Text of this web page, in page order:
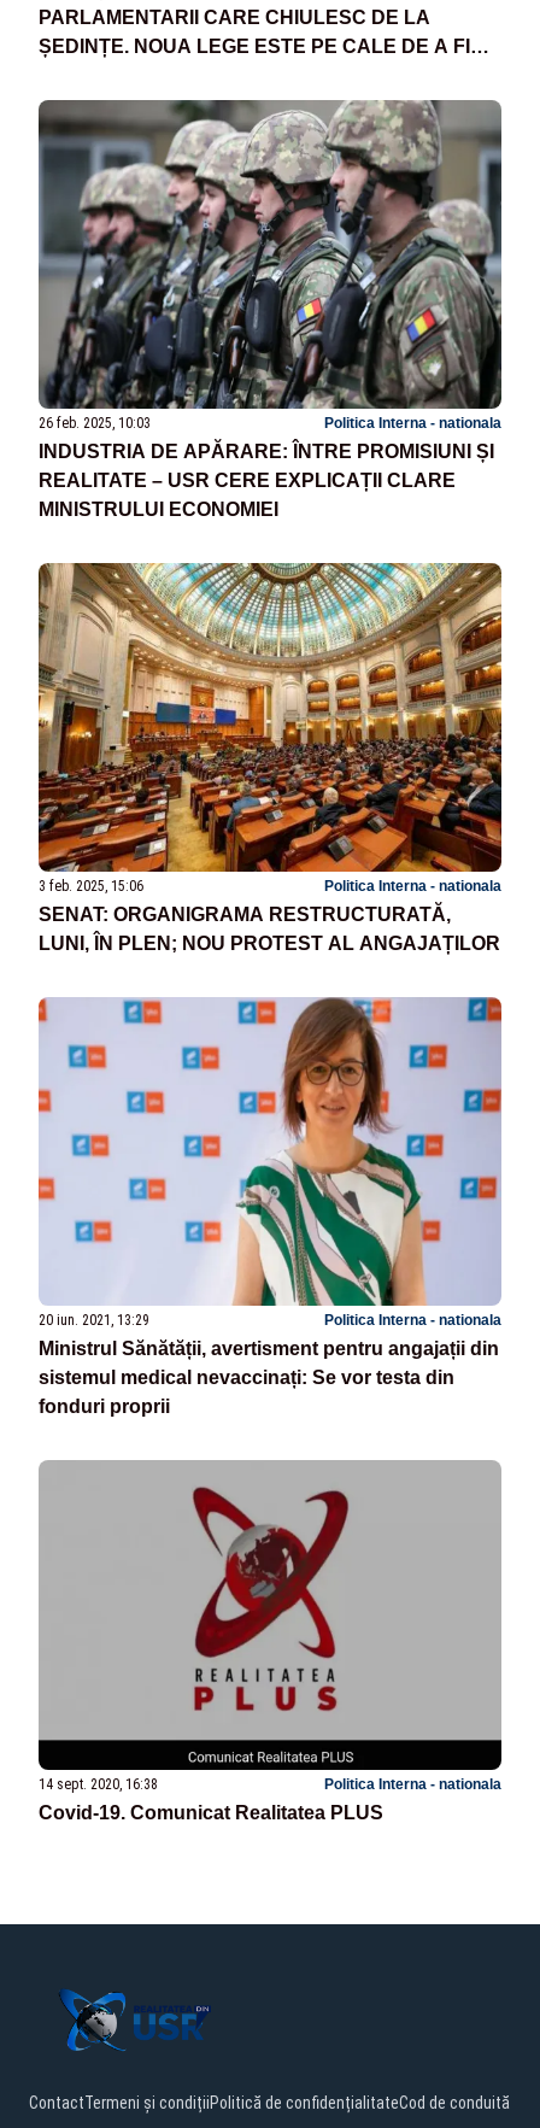
PARLAMENTARII CARE CHIULESC DE LA
ȘEDINȚE. NOUA LEGE ESTE PE CALE DE A FI
26 feb. 2025, 10:03 Politica Interna - nationala
INDUSTRIA DE APĂRARE: ÎNTRE PROMISIUNI ȘI
REALITATE – USR CERE EXPLICAȚII CLARE
MINISTRULUI ECONOMIEI
3 feb. 2025, 15:06 Politica Interna - nationala
SENAT: ORGANIGRAMA RESTRUCTURATĂ,
LUNI, ÎN PLEN; NOU PROTEST AL ANGAJAȚILOR
20 iun. 2021, 13:29 Politica Interna - nationala
Ministrul Sănătății, avertisment pentru angajații din
sistemul medical nevaccinați: Se vor testa din
fonduri proprii
14 sept. 2020, 16:38 Politica Interna - nationala
Covid-19. Comunicat Realitatea PLUS
ContactTermeni și condițiiPolitică de confidențialitateCod de conduită